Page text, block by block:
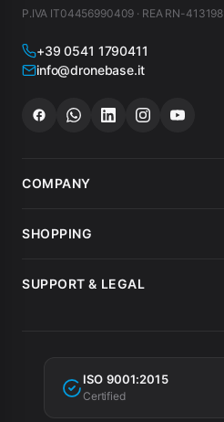
P.IVA IT04456990409 · REA RN-413198
+39 0541 1790411
info@dronebase.it
COMPANY
About us
Drone hire
SHOPPING
Payment methods
Tax incentives
SUPPORT & LEGAL
Privacy Policy
ISO 9001:2015
Certified